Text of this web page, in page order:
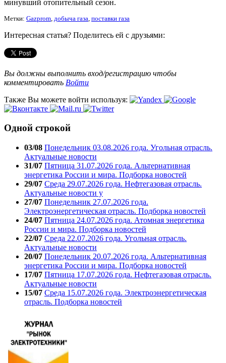
минувший отопительный сезон.
Метки: Gazprom добыча газа поставки газа
Интересная статья? Поделитесь ей с друзьями:
Вы должны выполнить вход/регистрацию чтобы
комментировать Войти
Также Вы можете войти используя:
Одной строкой
03/08 Понедельник 03.08.2026 года. Угольная отрасль.
Актуальные новости
31/07 Пятница 31.07.2026 года. Альтернативная
энергетика России и мира. Подборка новостей
29/07 Среда 29.07.2026 года. Нефтегазовая отрасль.
Актуальные новости у
27/07 Понедельник 27.07.2026 года.
Электроэнергетическая отрасль. Подборка новостей
24/07 Пятница 24.07.2026 года. Атомная энергетика
России и мира. Подборка новостей
22/07 Среда 22.07.2026 года. Угольная отрасль.
Актуальные новости
20/07 Понедельник 20.07.2026 года. Альтернативная
энергетика России и мира. Подборка новостей
17/07 Пятница 17.07.2026 года. Нефтегазовая отрасль.
Актуальные новости
15/07 Среда 15.07.2026 года. Электроэнергетическая
отрасль. Подборка новостей